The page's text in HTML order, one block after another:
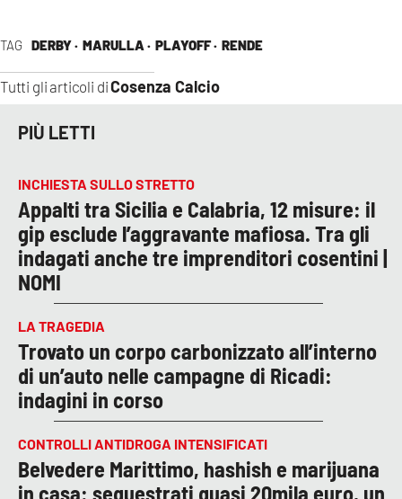
TAG DERBY · MARULLA · PLAYOFF · RENDE
Tutti gli articoli diCosenza Calcio
PIÙ LETTI
INCHIESTA SULLO STRETTO
Appalti tra Sicilia e Calabria, 12 misure: il
gip esclude l’aggravante mafiosa. Tra gli
indagati anche tre imprenditori cosentini |
NOMI
LA TRAGEDIA
Trovato un corpo carbonizzato all’interno
di un’auto nelle campagne di Ricadi:
indagini in corso
CONTROLLI ANTIDROGA INTENSIFICATI
Belvedere Marittimo, hashish e marijuana
in casa: sequestrati quasi 20mila euro, un